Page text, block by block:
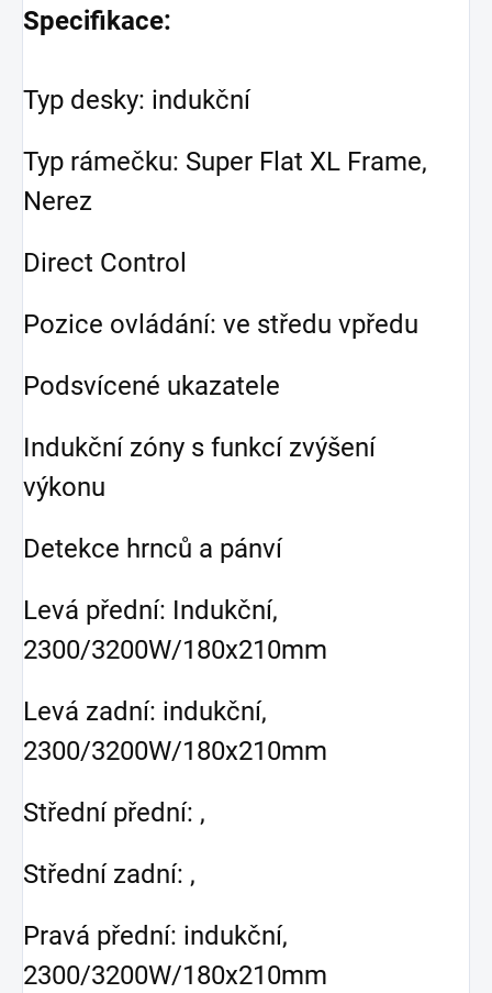
Specifikace:
Typ desky: indukční
Typ rámečku: Super Flat XL Frame,
Nerez
Direct Control
Pozice ovládání: ve středu vpředu
Podsvícené ukazatele
Indukční zóny s funkcí zvýšení
výkonu
Detekce hrnců a pánví
Levá přední: Indukční,
2300/3200W/180x210mm
Levá zadní: indukční,
2300/3200W/180x210mm
Střední přední: ,
Střední zadní: ,
Pravá přední: indukční,
2300/3200W/180x210mm